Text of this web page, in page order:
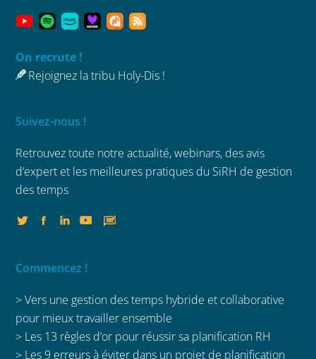
On recrute !
Rejoignez la tribu Holy-Dis !
Suivez-nous !
Retrouvez toute notre actualité, webinars, des avis
d’expert et les meilleures pratiques du SiRH de gestion
des temps
Commencez !
> Vers une gestion des temps hybride et collaborative
pour mieux travailler ensemble
> Les 13 règles d’or pour réussir sa planification RH
> Les 9 erreurs à éviter dans un projet de planification